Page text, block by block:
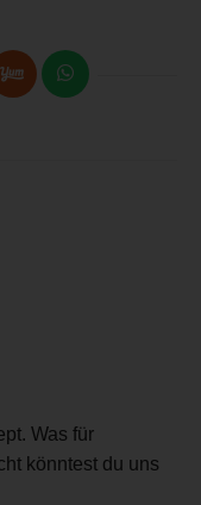
Was für
könntest du uns